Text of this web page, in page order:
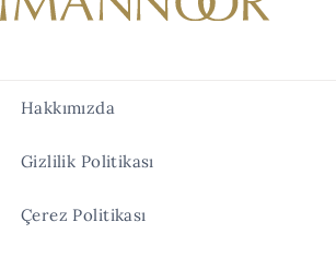
Hakkımızda
Gizlilik Politikası
Çerez Politikası